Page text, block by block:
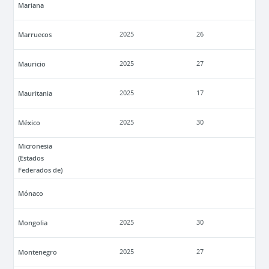
Mariana
Marruecos 2025 26
Mauricio 2025 27
Mauritania 2025 17
México 2025 30
Micronesia
(Estados
Federados de)
Mónaco
Mongolia 2025 30
Montenegro 2025 27